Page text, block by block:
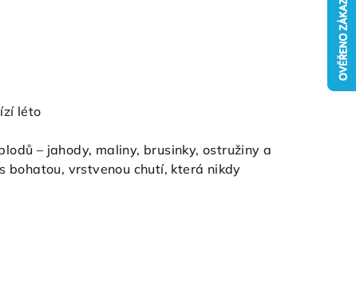
léto
– jahody, maliny, brusinky, ostružiny a
bohatou, vrstvenou chutí, která nikdy